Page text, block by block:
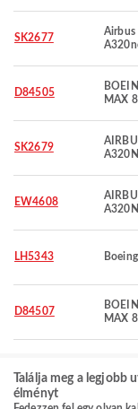
SK2677
Airbus
D84505
MAX 8
SK2679
EW4608
LH5343
D84507
MAX 8
Találja meg a legjobb
élményt